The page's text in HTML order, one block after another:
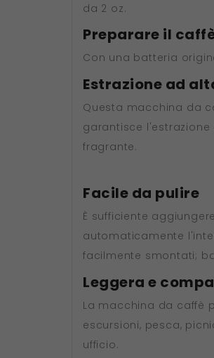
da 2 oz.
Preparare il
Con una batteria
Estrazione ad
Questa macchina da
garantisce
fragrante.
Facile da pulire
È sufficiente
automaticamente
facilmente smontati;
Leggera e
La macchina da caffè
escursioni, pesca,
ufficio.